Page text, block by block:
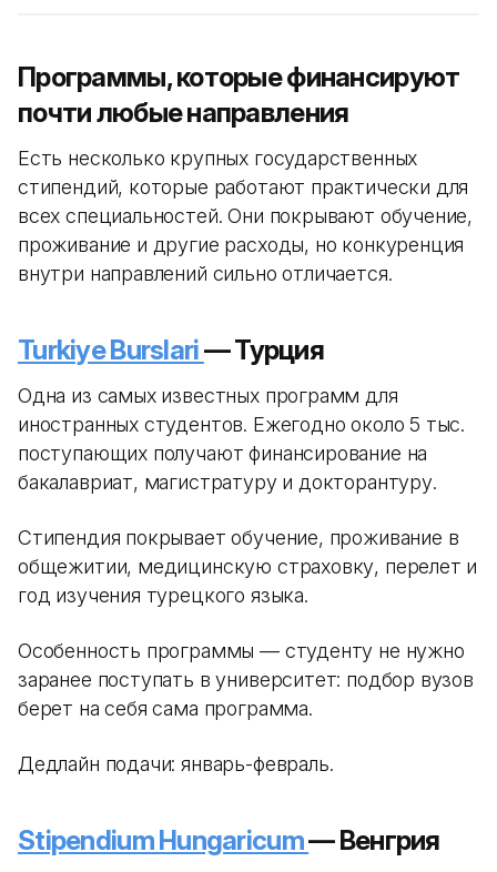
Программы, которые финансируют
почти любые направления
Есть несколько крупных государственных
стипендий, которые работают практически для
всех специальностей. Они покрывают обучение,
проживание и другие расходы, но конкуренция
внутри направлений сильно отличается.
Turkiye Burslari— Турция
Одна из самых известных программ для
иностранных студентов. Ежегодно около 5 тыс.
поступающих получают финансирование на
бакалавриат, магистратуру и докторантуру.
Стипендия покрывает обучение, проживание в
общежитии, медицинскую страховку, перелет и
год изучения турецкого языка.
Особенность программы — студенту не нужно
заранее поступать в университет: подбор вузов
берет на себя сама программа.
Дедлайн подачи: январь-февраль.
Stipendium Hungaricum— Венгрия